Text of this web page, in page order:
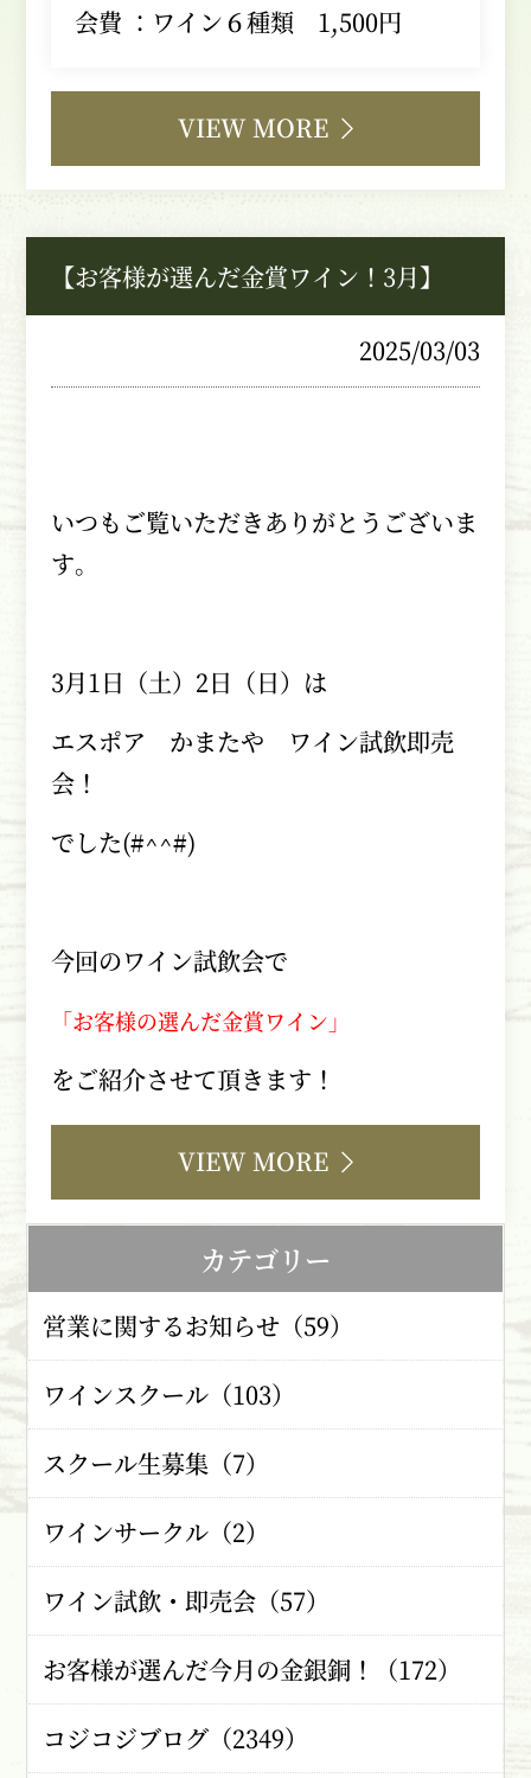
会費 ：ワイン６種類 1,500円
VIEW MORE
【お客様が選んだ金賞ワイン！3月】
2025/03/03
いつもご覧いただきありがとうございま
す。
3月1 日（土） 2日（日）は
エスポア かまたや ワイン試飲即売
会！
でした(#^^#)
今回のワイン試飲会で
「お客様の選んだ金賞ワイン」
をご紹介させて頂きます！
VIEW MORE
カテゴリー
営業に関するお知らせ（59）
ワインスクール（103）
スクール生募集（7）
ワインサークル（2）
ワイン試飲・即売会（57）
お客様が選んだ今月の金銀銅！（172）
コジコジブログ（2349）